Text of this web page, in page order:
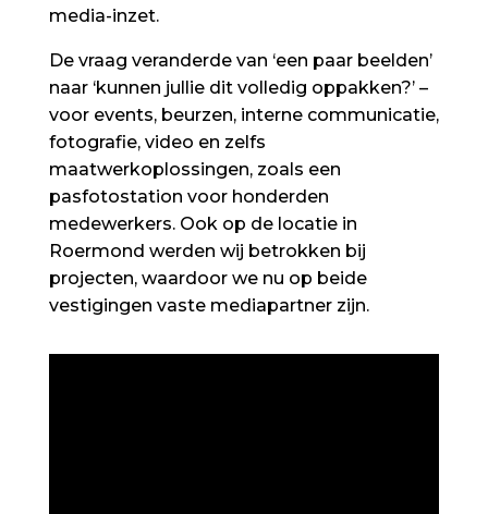
media-inzet.
De vraag veranderde van ‘een paar beelden’
naar ‘kunnen jullie dit volledig oppakken?’ –
voor events, beurzen, interne communicatie,
fotografie, video en zelfs
maatwerkoplossingen, zoals een
pasfotostation voor honderden
medewerkers. Ook op de locatie in
Roermond werden wij betrokken bij
projecten, waardoor we nu op beide
vestigingen vaste mediapartner zijn.